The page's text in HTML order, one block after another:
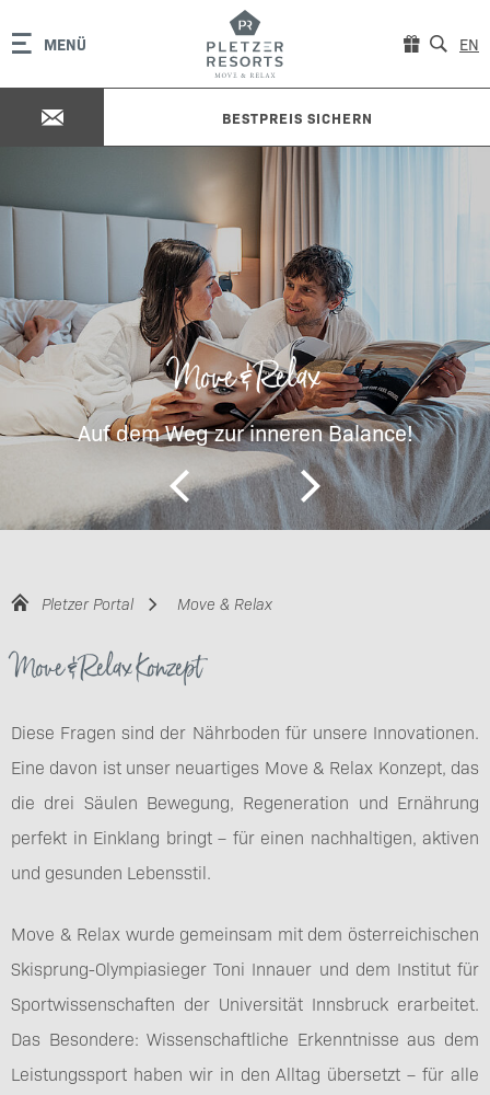
MENÜ
BESTPREIS SICHERN
EN
Move & Relax
Auf dem Weg zur inneren Balance!
Pletzer Portal Move & Relax
Move & Relax Konzept
Diese Fragen sind der Nährboden für unsere Innovationen.
Eine davon ist unser neuartiges Move & Relax Konzept, das
die drei Säulen Bewegung, Regeneration und Ernährung
perfekt in Einklang bringt – für einen nachhaltigen, aktiven
und gesunden Lebensstil.
Move & Relax wurde gemeinsam mit dem österreichischen
Skisprung-Olympiasieger Toni Innauer und dem Institut für
Sportwissenschaften der Universität Innsbruck erarbeitet.
Das Besondere: Wissenschaftliche Erkenntnisse aus dem
Leistungssport haben wir in den Alltag übersetzt – für alle